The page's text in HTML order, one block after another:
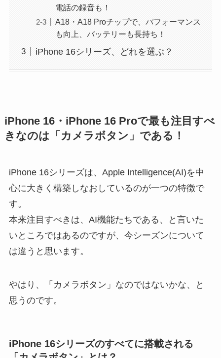
電話の録音も！
A18・A18 Proチップで、パフォーマンス
も向上、バッテリーも長持ち！
iPhone 16シリーズ、どれを選ぶ？
iPhone 16・iPhone 16 Proで最も注目すべ
きなのは「カメラボタン」である！
iPhone 16シリーズは、Apple Intelligence(AI)を中
心に大きく構築しなおしているのが一つの特徴で
す。
本来注目すべきは、AI機能たちである、と言いた
いところではあるのですが、今シーズンについて
は違うと思います。
やはり、「カメラボタン」なのではないかな、と
思うのです。
iPhone 16シリーズのすべてに搭載される